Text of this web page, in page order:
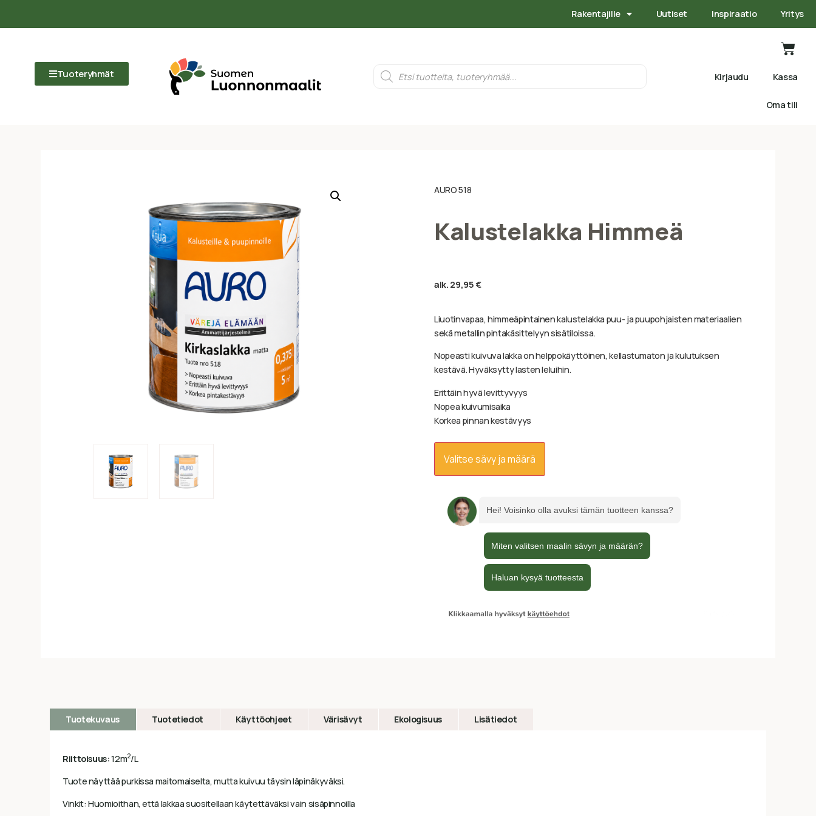
Rakentajille Uutiset Inspiraatio Yritys
Tuoteryhmät Kirjaudu Kassa
Oma tili
AURO 518
Kalustelakka Himmeä
alk. 29,95€
Liuotinvapaa, himmeäpintainen kalustelakka puu- ja puupohjaisten materiaalien
sekä metallin pintakäsittelyyn sisätiloissa.
Nopeasti kuivuva lakka on helppokäyttöinen, kellastumaton ja kulutuksen
kestävä. Hyväksytty lasten leluihin.
Erittäin hyvä levittyvyys
Nopea kuivumisaika
Korkea pinnan kestävyys
Valitse sävy ja määrä
Tuotekuvaus Tuotetiedot Käyttöohjeet Värisävyt Ekologisuus Lisätiedot
Riittoisuus:12m2/L
Tuote näyttää purkissa maitomaiselta, mutta kuivuu täysin läpinäkyväksi.
Vinkit: Huomioithan, että lakkaa suositellaan käytettäväksi vain sisäpinnoilla